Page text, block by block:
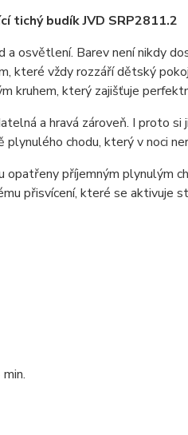
tichý budík JVD SRP2811.2
a osvětlení. Barev není nikdy
které vždy rozzáří dětský
kruhem, který zajišťuje
a hravá zároveň. I proto
chodu, který v noci
opatřeny příjemným plynulým
přisvícení, které se